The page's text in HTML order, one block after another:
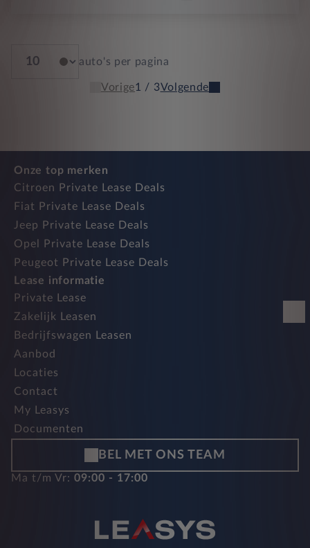
auto's per pagina
Vorige1 / 3Volgende
Onze top merken
Citroen Private Lease Deals
Fiat Private Lease Deals
Jeep Private Lease Deals
Opel Private Lease Deals
Peugeot Private Lease Deals
Lease informatie
Private Lease
Zakelijk Leasen
Bedrijfswagen Leasen
Aanbod
Locaties
Contact
My Leasys
Documenten
BEL MET ONS TEAM
Ma t/m Vr: 09:00 - 17:00